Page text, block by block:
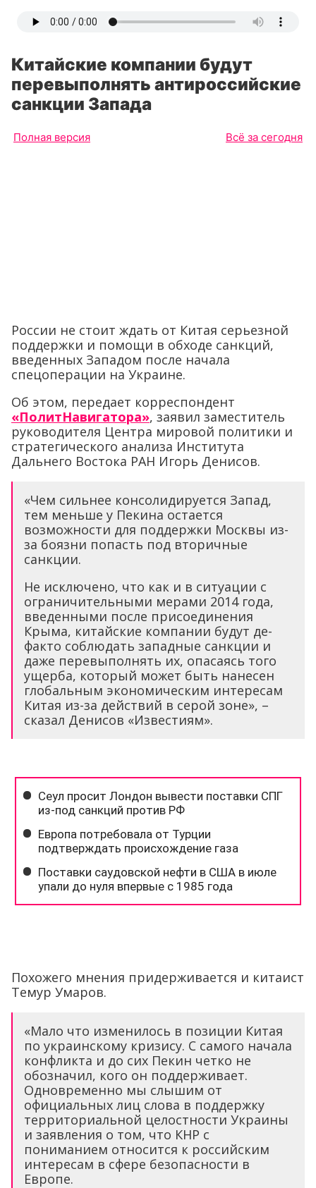
Китайские компании будут
перевыполнять антироссийские
санкции Запада
Полная версия Всё за сегодня
России не стоит ждать от Китая серьезной
поддержки и помощи в обходе санкций,
введенных Западом после начала
спецоперации на Украине.
Об этом, передает корреспондент
«ПолитНавигатора», заявил заместитель
руководителя Центра мировой политики и
стратегического анализа Института
Дальнего Востока РАН Игорь Денисов.
«Чем сильнее консолидируется Запад,
тем меньше у Пекина остается
возможности для поддержки Москвы из-
за боязни попасть под вторичные
санкции.
Не исключено, что как и в ситуации с
ограничительными мерами 2014 года,
введенными после присоединения
Крыма, китайские компании будут де-
факто соблюдать западные санкции и
даже перевыполнять их, опасаясь того
ущерба, который может быть нанесен
глобальным экономическим интересам
Китая из-за действий в серой зоне», –
сказал Денисов «Известиям».
Похожего мнения придерживается и китаист
Темур Умаров.
«Мало что изменилось в позиции Китая
по украинскому кризису. С самого начала
конфликта и до сих Пекин четко не
обозначил, кого он поддерживает.
Одновременно мы слышим от
официальных лиц слова в поддержку
территориальной целостности Украины
и заявления о том, что КНР с
пониманием относится к российским
интересам в сфере безопасности в
Европе.